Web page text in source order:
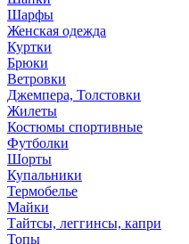
Шарфы
Женская одежда
Куртки
Брюки
Ветровки
Джемпера, Толстовки
Жилеты
Костюмы спортивные
Футболки
Шорты
Купальники
Термобелье
Майки
Тайтсы, леггинсы, капри
Топы